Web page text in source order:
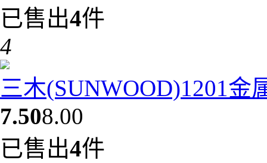
已售出4件
4
三木(SUNWOOD)1201金
7.508.00
已售出4件